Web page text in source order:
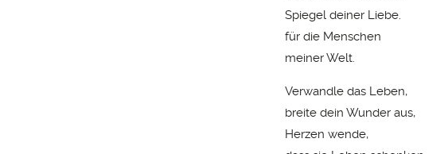
Spiegel deiner Liebe.
für die Menschen
meiner Welt.
Verwandle das Leben,
breite dein Wunder aus,
Herzen wende,